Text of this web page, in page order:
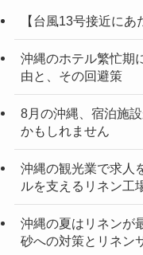
【台風13号接近にあ
沖縄のホテル繁忙期
由と、その回避策
8月の沖縄、宿泊施
かもしれません
沖縄の観光業で求人
ルを支えるリネン工
沖縄の夏はリネンが
砂への対策とリネン